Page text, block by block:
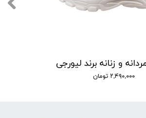
و زنانه برند لیورجی
۲,۴۹۰,۰۰۰ تومان